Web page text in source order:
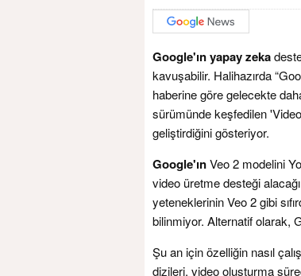
Google'ınyapay zeka
kavuşabilir. Halihazırda
haberine göre gelecekte
sürümünde keşfedilen
geliştirdiğini gösteriyor.
Google'ınVeo 2 modelini
video üretme desteği
yeteneklerinin Veo 2 gibi
bilinmiyor. Alternatif olarak,
Şu an için özelliğin nasıl
dizileri, video oluşturma